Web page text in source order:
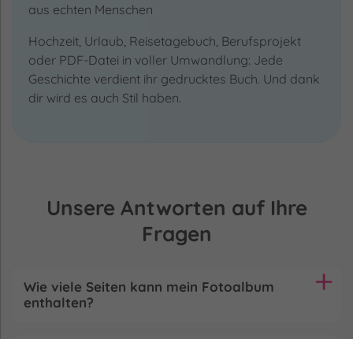
aus echten Menschen
Hochzeit, Urlaub, Reisetagebuch, Berufsprojekt
oder PDF-Datei in voller Umwandlung: Jede
Geschichte verdient ihr gedrucktes Buch. Und dank
dir wird es auch Stil haben.
Unsere Antworten auf Ihre
Fragen
Wie viele Seiten kann mein Fotoalbum
enthalten?